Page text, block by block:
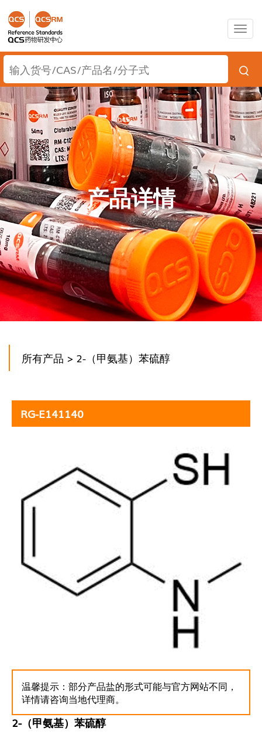
产品详情
所有产品 > 2-（甲氨基）苯硫醇
RG-E141140
温馨提示：部分产品盐的形式可能与官方网站不同，
详情请咨询当地代理商。
2-（甲氨基）苯硫醇